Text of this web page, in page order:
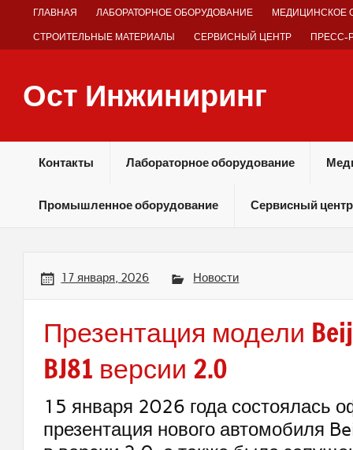
ГЛАВНАЯ ЛАБОРАТОРНОЕ ОБОРУДОВАНИЕ МЕДИЦИНСКОЕ
СТРОИТЕЛЬНЫЕ МАТЕРИАЛЫ СЕРВИСНЫЙ ЦЕНТР ПРЕСС-
Ост Инжиниринг
Контакты Лабораторное оборудование
Промышленное оборудование Сервисный центр
17 января, 2026 Новости
Презентация модели
BJ81 версии 2.0
15 января 2026 года состоялась
презентация нового автомобиля